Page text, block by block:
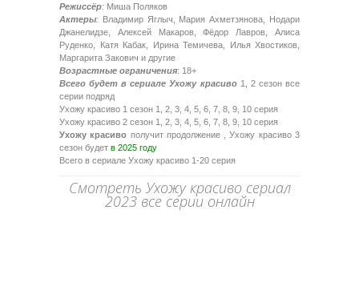
Режиссёр: Миша Поляков
Актеры: Владимир Яглыч, Мария Ахметзянова, Нодари
Джанелидзе, Алексей Макаров, Фёдор Лавров, Алиса
Руденко, Катя Кабак, Ирина Темичева, Илья Хвостиков,
Маргарита Закович и другие
Возрастные ограничения: 18+
Всего будет в сериале Ухожу красиво1, 2 сезон все
серии подряд
Ухожу красиво 1 сезон 1, 2, 3, 4, 5, 6, 7, 8, 9, 10 серия
Ухожу красиво 2 сезон 1, 2, 3, 4, 5, 6, 7, 8, 9, 10 серия
Ухожу красиво получит продолжение , Ухожу красиво 3
сезон будет в 2025 году
Всего в сериале Ухожу красиво 1-20 серия
Смотреть Ухожу красиво сериал
2023 все серии онлайн